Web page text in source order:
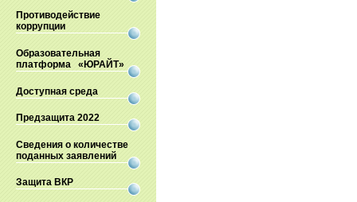
Противодействие
коррупции
Образовательная
платформа «ЮРАЙТ»
Доступная среда
Предзащита 2022
Сведения о количестве
поданных заявлений
Защита ВКР